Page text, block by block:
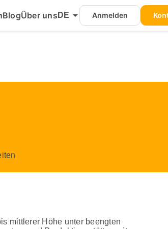
BlogÜber uns DE arrow_drop_down Anmelden
mittlerer Höhe unter beengten